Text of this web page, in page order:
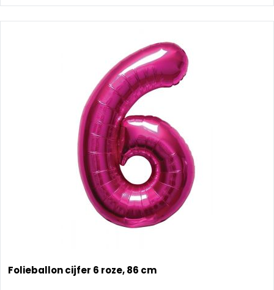
Folieballon cijfer 6 roze, 86 cm